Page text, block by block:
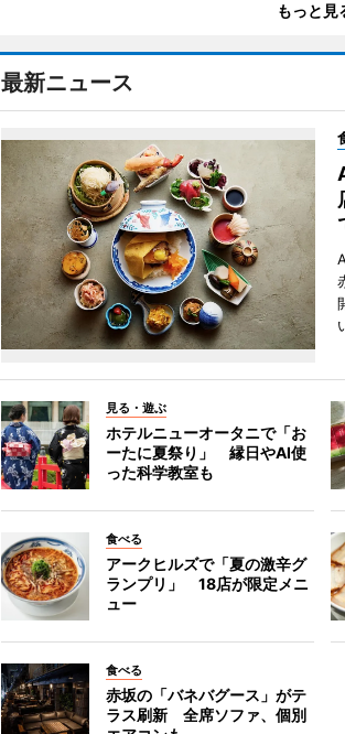
もっと見
最新ニュース
見る・遊ぶ
ホテルニューオータニで「お
ーたに夏祭り」 縁日やAI使
った科学教室も
食べる
アークヒルズで「夏の激辛グ
ランプリ」 18店が限定メニ
ュー
食べる
赤坂の「バネバグース」がテ
ラス刷新 全席ソファ、個別